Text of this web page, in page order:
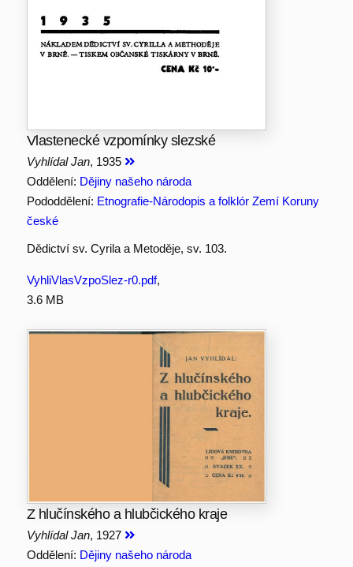
Vlastenecké vzpomínky slezské
Vyhlídal Jan, 1935
Oddělení: Dějiny našeho národa
Pododdělení: Etnografie-Národopis a folklór Zemí Koruny
české
Dědictví sv. Cyrila a Metoděje, sv. 103.
VyhliVlasVzpoSlez-r0.pdf,
3.6 MB
Z hlučínského a hlubčického kraje
Vyhlídal Jan, 1927
Oddělení: Dějiny našeho národa